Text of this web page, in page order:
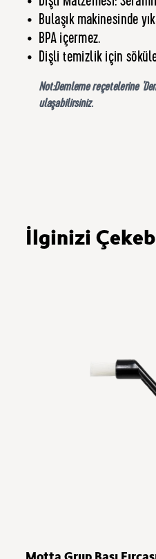
Bulaşık makinesinde
BPA içermez.
Dişli temizlik için
Not:Demleme reçetelerine '
ulaşabilirsiniz.
İlginizi